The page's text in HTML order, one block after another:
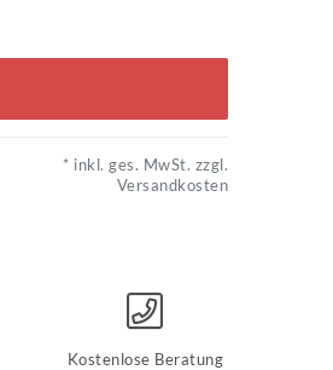
* inkl. ges. MwSt. zzgl.
Versandkosten
Kostenlose Beratung